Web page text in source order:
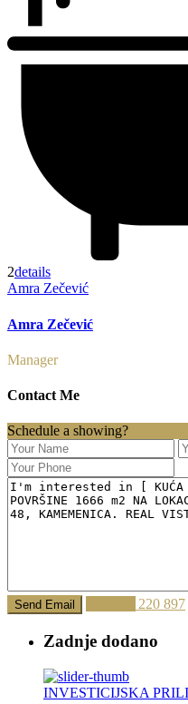
2details
Amra Zečević
Amra Zečević
Manager
Contact Me
Schedule a showing?
062 220 897
Zadnje dodano
INVESTICIJSKA